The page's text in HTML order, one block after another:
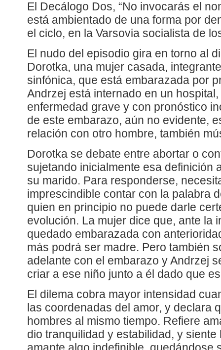
El Decálogo Dos, “No invocarás el
está ambientado de una forma por
el ciclo, en la Varsovia socialista de
El nudo del episodio gira en torno al
Dorotka, una mujer casada,
sinfónica, que está embarazada por
Andrzej está internado en un
enfermedad grave y con pronóstico
de este embarazo, aún no evidente,
relación con otro hombre, también
Dorotka se debate entre abortar o
sujetando inicialmente esa definición
su marido. Para responderse,
imprescindible contar con la palabra
quien en principio no puede darle
evolución. La mujer dice que, ante la
quedado embarazada con
más podrá ser madre. Pero también
adelante con el embarazo y Andrzej
criar a ese niño junto a él dado que
El dilema cobra mayor intensidad
las coordenadas del amor, y declara
hombres al mismo tiempo. Refiere
dio tranquilidad y estabilidad, y